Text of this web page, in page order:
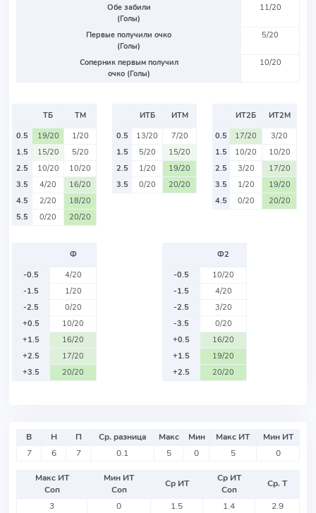
Обе забили
(Голы)
11/20
Первые получили очко
(Голы)
5/20
Соперник первым получил
очко (Голы)
10/20
ТБ
ТМ
0.5
19/20
1/20
1.5
15/20
5/20
2.5
10/20
10/20
3.5
4/20
16/20
4.5
2/20
18/20
5.5
0/20 20/20
ИТБ
ИТМ
0.5
13/20
7/20
1.5
5/20
15/20
2.5
1/20
19/20
3.5
0/20 20/20
ИТ2Б
ИТ2М
0.5
17/20
3/20
1.5
10/20
10/20
2.5
3/20
17/20
3.5
1/20
19/20
4.5
0/20 20/20
Ф
-0.5
4/20
-1.5
1/20
-2.5
0/20
+0.5
10/20
+1.5
16/20
+2.5
17/20
+3.5
20/20
Ф2
-0.5
10/20
-1.5
4/20
-2.5
3/20
-3.5
0/20
+0.5
16/20
+1.5
19/20
+2.5
20/20
В Н П Ср. разница Макс Мин Макс ИТ
Мин ИТ
7
6 7 0.1 5 0 5 0
Макс ИТ
Соп
Мин ИТ
Соп
Ср ИТ
Ср ИТ
Соп
Ср. Т
3
0 1.5 1.4 2.9